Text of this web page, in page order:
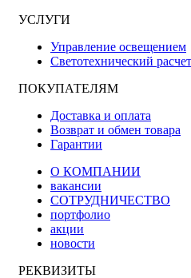
УСЛУГИ
Управление освещением
Светотехнический расчет
ПОКУПАТЕЛЯМ
Доставка и оплата
Возврат и обмен товара
Гарантии
О КОМПАНИИ
вакансии
СОТРУДНИЧЕСТВО
портфолио
акции
новости
РЕКВИЗИТЫ